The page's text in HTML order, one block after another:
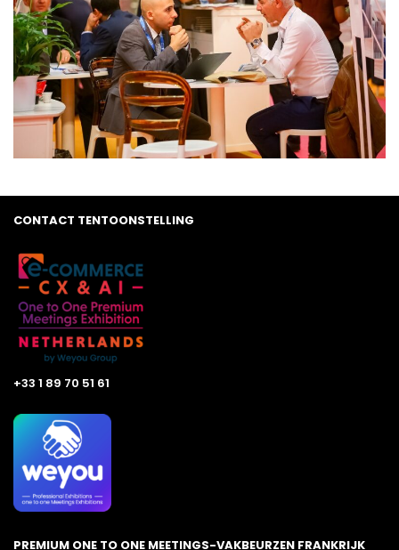
CONTACT TENTOONSTELLING
+33 1 89 70 51 61
PREMIUM ONE TO ONE MEETINGS-VAKBEURZEN FRANKRIJK